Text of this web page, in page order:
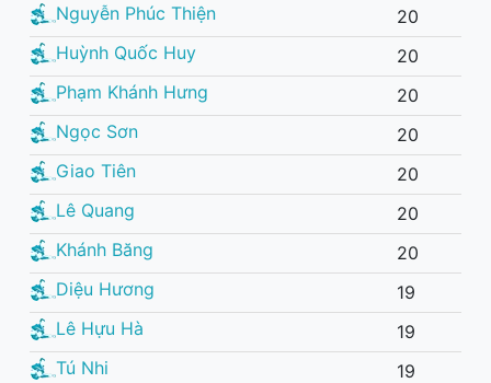
Nguyễn Phúc Thiện
20
Huỳnh Quốc Huy
20
Phạm Khánh Hưng
20
Ngọc Sơn
20
Giao Tiên
20
Lê Quang
20
Khánh Băng
20
Diệu Hương
19
Lê Hựu Hà
19
Tú Nhi
19